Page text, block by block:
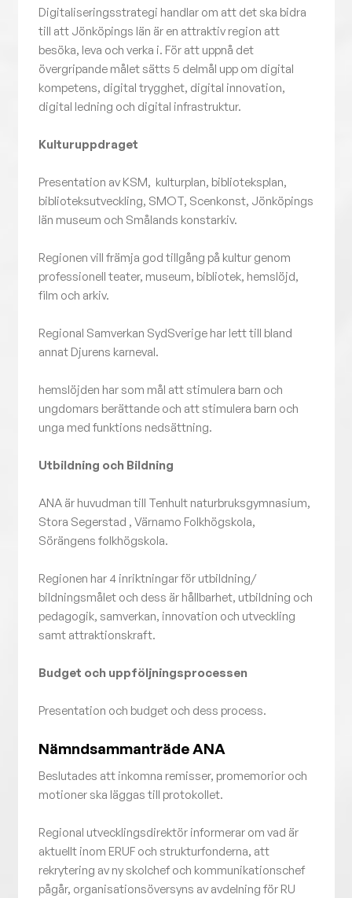
Digitaliseringsstrategi handlar om att det ska bidra
till att Jönköpings län är en attraktiv region att
besöka, leva och verka i. För att uppnå det
övergripande målet sätts 5 delmål upp om digital
kompetens, digital trygghet, digital innovation,
digital ledning och digital infrastruktur.
Kulturuppdraget
Presentation av KSM, kulturplan, biblioteksplan,
biblioteksutveckling, SMOT, Scenkonst, Jönköpings
län museum och Smålands konstarkiv.
Regionen vill främja god tillgång på kultur genom
professionell teater, museum, bibliotek, hemslöjd,
film och arkiv.
Regional Samverkan SydSverige har lett till bland
annat Djurens karneval.
hemslöjden har som mål att stimulera barn och
ungdomars berättande och att stimulera barn och
unga med funktions nedsättning.
Utbildning och Bildning
ANA är huvudman till Tenhult naturbruksgymnasium,
Stora Segerstad , Värnamo Folkhögskola,
Sörängens folkhögskola.
Regionen har 4 inriktningar för utbildning/
bildningsmålet och dess är hållbarhet, utbildning och
pedagogik, samverkan, innovation och utveckling
samt attraktionskraft.
Budget och uppföljningsprocessen
Presentation och budget och dess process.
Nämndsammanträde ANA
Beslutades att inkomna remisser, promemorior och
motioner ska läggas till protokollet.
Regional utvecklingsdirektör informerar om vad är
aktuellt inom ERUF och strukturfonderna, att
rekrytering av ny skolchef och kommunikationschef
pågår, organisationsöversyns av avdelning för RU